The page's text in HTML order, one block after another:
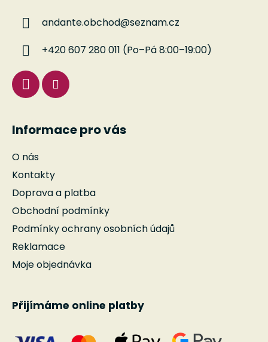
andante.obchod@seznam.cz
+420 607 280 011 (Po–Pá 8:00–19:00)
Informace pro vás
O nás
Kontakty
Doprava a platba
Obchodní podmínky
Podmínky ochrany osobních údajů
Reklamace
Moje objednávka
Přijímáme online platby